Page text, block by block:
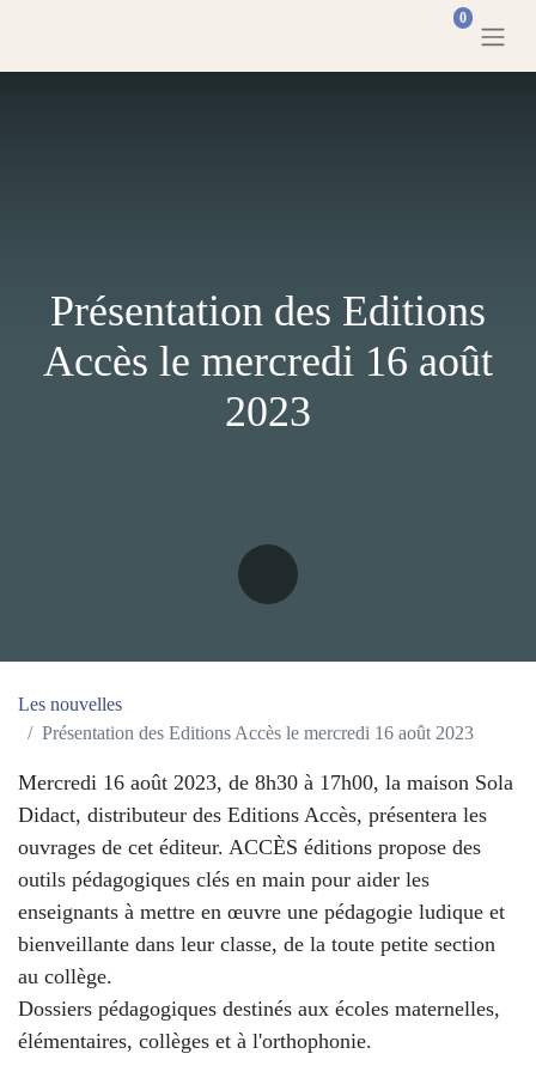
0
Présentation des
Editions Accès le
mercredi 16 août 2023
Les nouvelles
Présentation des Editions Accès le mercredi 16 août 2023
Mercredi 16 août 2023, de 8h30 à 17h00, la
maison Sola Didact, distributeur des Editions
Accès, présentera les ouvrages de cet éditeur.
ACCÈS éditions propose des outils
pédagogiques clés en main pour aider les
enseignants à mettre en œuvre une
pédagogie ludique et bienveillante dans leur
classe, de la toute petite section au collège.
Dossiers pédagogiques destinés aux écoles